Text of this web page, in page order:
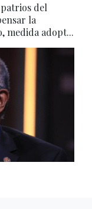
del
la
medida adopt...